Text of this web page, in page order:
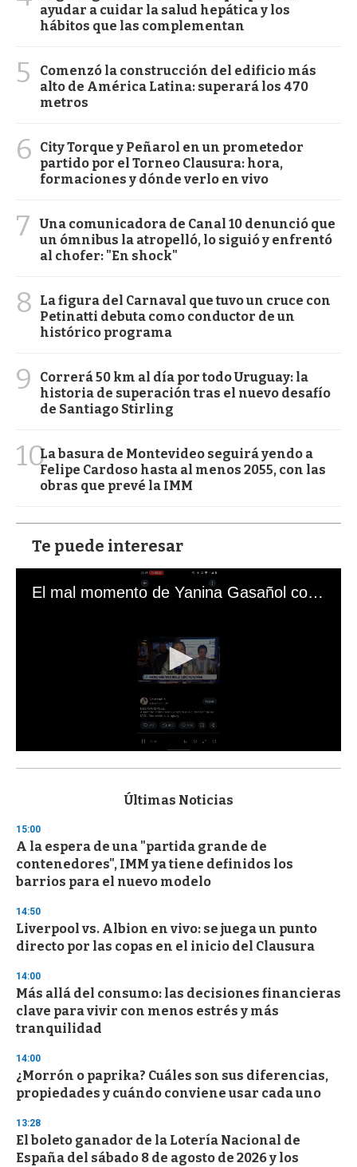
ayudar a cuidar la salud hepática y los
hábitos que las complementan
5
Comenzó la construcción del edificio más
alto de América Latina: superará los 470
metros
6
City Torque y Peñarol en un prometedor
partido por el Torneo Clausura: hora,
formaciones y dónde verlo en vivo
7
Una comunicadora de Canal 10 denunció que
un ómnibus la atropelló, lo siguió y enfrentó
al chofer: "En shock"
8
La figura del Carnaval que tuvo un cruce con
Petinatti debuta como conductor de un
histórico programa
9
Correrá 50 km al día por todo Uruguay: la
historia de superación tras el nuevo desafío
de Santiago Stirling
10La basura de Montevideo seguirá yendo a
Felipe Cardoso hasta al menos 2055, con las
obras que prevé la IMM
Te puede interesar
El mal momento de Yanina Gasañol con un hincha argentino en "Subrayado"
s
d
s
o
f
3
s
e
c
o
d
s
Últimas Noticias
15:00
A la espera de una "partida grande de
contenedores", IMM ya tiene definidos los
barrios para el nuevo modelo
14:50
Liverpool vs. Albion en vivo: se juega un punto
directo por las copas en el inicio del Clausura
14:00
Más allá del consumo: las decisiones financieras
clave para vivir con menos estrés y más
tranquilidad
14:00
¿Morrón o paprika? Cuáles son sus diferencias,
propiedades y cuándo conviene usar cada uno
13:28
El boleto ganador de la Lotería Nacional de
España del sábado 8 de agosto de 2026 y los